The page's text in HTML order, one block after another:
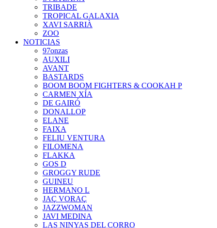
TRIBADE
TROPICAL GALAXIA
XAVI SARRIÀ
ZOO
NOTICIAS
97onzas
AUXILI
AVANT
BASTARDS
BOOM BOOM FIGHTERS & COOKAH P
CARMEN XÍA
DE GAIRÓ
DONALLOP
ELANE
FAIXA
FELIU VENTURA
FILOMENA
FLAKKA
GOS D
GROGGY RUDE
GUINEU
HERMANO L
JAÇ VORAÇ
JAZZWOMAN
JAVI MEDINA
LAS NINYAS DEL CORRO